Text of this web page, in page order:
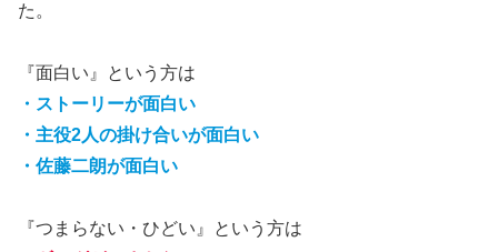
た。
『面白い』という方は
・ストーリーが面白い
・主役2人の掛け合いが面白い
・佐藤二朗が面白い
『つまらない・ひどい』という方は